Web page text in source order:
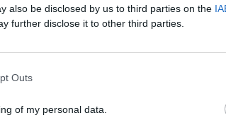
also be disclosed by us to third parties on the
further disclose it to other third parties.
Outs
of my personal data.